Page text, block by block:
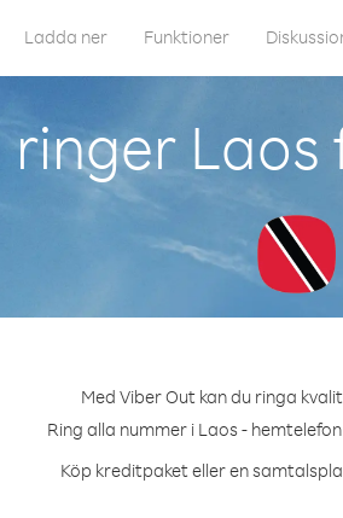
Ladda ner Funktioner
Med Viber Out kan du ringa
Ring alla nummer i Laos -
Köp kreditpaket eller en